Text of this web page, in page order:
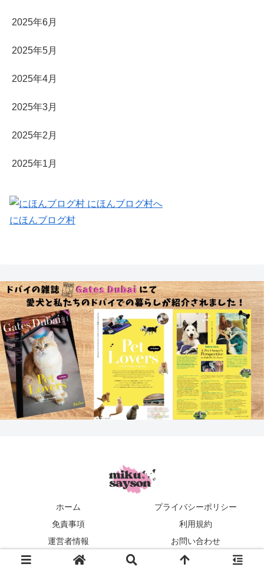
2025年6月
2025年5月
2025年4月
2025年3月
2025年2月
2025年1月
にほんブログ村
ホーム
プライバシーポリシー
免責事項
利用規約
運営者情報
お問い合わせ
mikusayson